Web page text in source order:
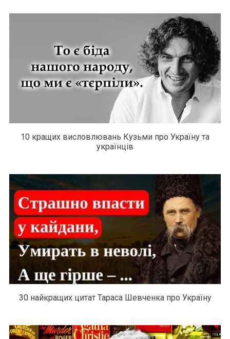
10 кращих висловлювань Кузьми про Україну та
українців
30 найкращих цитат Тараса Шевченка про Україну